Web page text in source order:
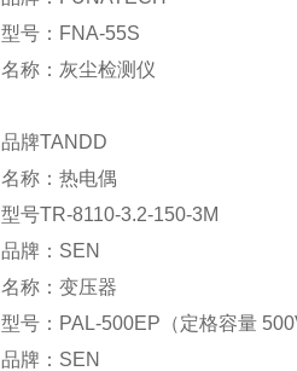
型号：FNA-55S
名称：灰尘检测仪
品牌TANDD
名称：热电偶
型号TR-8110-3.2-150-3M
品牌：SEN
名称：变压器
型号：PAL-500EP（定格容量
品牌：SEN